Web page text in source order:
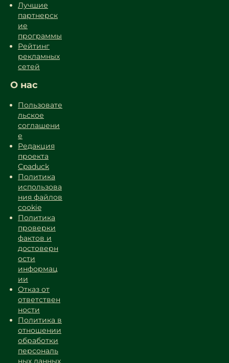
Лучшие
партнерск
ие
программы
Рейтинг
рекламных
сетей
О нас
Пользовате
льское
соглашени
е
Редакция
проекта
Cpaduck
Политика
использова
ния файлов
cookie
Политика
проверки
фактов и
достоверн
ости
информац
ии
Отказ от
ответствен
ности
Политика в
отношении
обработки
персональ
ных данных